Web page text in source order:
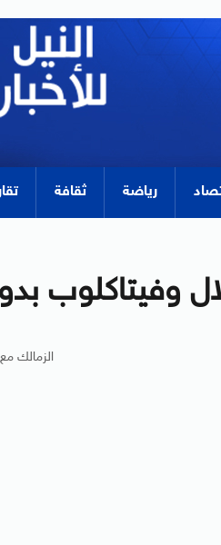
رياضة ثقافة
وفيتاكلوب